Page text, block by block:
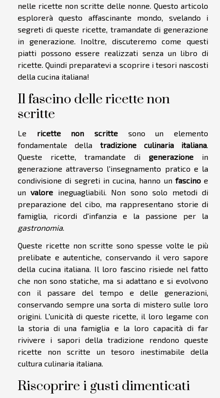
nelle ricette non scritte delle nonne. Questo articolo
esplorerà questo affascinante mondo, svelando i
segreti di queste ricette, tramandate di generazione
in generazione. Inoltre, discuteremo come questi
piatti possono essere realizzati senza un libro di
ricette. Quindi preparatevi a scoprire i tesori nascosti
della cucina italiana!
Il fascino delle ricette non
scritte
Le ricette non scritte sono un elemento
fondamentale della tradizione culinaria italiana
Queste ricette, tramandate di generazione in
generazione attraverso l'insegnamento pratico e la
condivisione di segreti in cucina, hanno un fascinoe
unvalore ineguagliabili. Non sono solo metodi di
preparazione del cibo, ma rappresentano storie di
famiglia, ricordi d'infanzia e la passione per la
gastronomia
Queste ricette non scritte sono spesse volte le più
prelibate e autentiche, conservando il vero sapore
della cucina italiana. Il loro fascino risiede nel fatto
che non sono statiche, ma si adattano e si evolvono
con il passare del tempo e delle generazioni,
conservando sempre una sorta di mistero sulle loro
origini. L'unicità di queste ricette, il loro legame con
la storia di una famiglia e la loro capacità di far
rivivere i sapori della tradizione rendono queste
ricette non scritte un tesoro inestimabile della
cultura culinaria italiana.
Riscoprire i gusti dimenticati